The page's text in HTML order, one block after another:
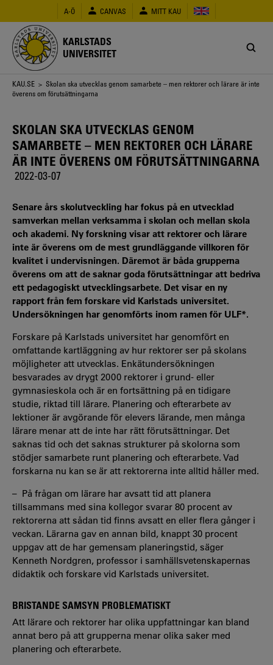
huvudinnehåll
A-Ö CANVAS MITT KAU
KARLSTADS
UNIVERSITET
Länkstig
KAU.SE > Skolan ska utvecklas genom samarbete – men rektorer och lärare är inte
överens om förutsättningarna
SKOLAN SKA UTVECKLAS GENOM
SAMARBETE – MEN REKTORER OCH LÄRARE
ÄR INTE ÖVERENS OM FÖRUTSÄTTNINGARNA
2022-03-07
Senare års skolutveckling har fokus på en utvecklad
samverkan mellan verksamma i skolan och mellan skola
och akademi. Ny forskning visar att rektorer och lärare
inte är överens om de mest grundläggande villkoren för
kvalitet i undervisningen. Däremot är båda grupperna
överens om att de saknar goda förutsättningar att bedriva
ett pedagogiskt utvecklingsarbete. Det visar en ny
rapport från fem forskare vid Karlstads universitet.
Undersökningen har genomförts inom ramen för ULF*.
Forskare på Karlstads universitet har genomfört en
omfattande kartläggning av hur rektorer ser på skolans
möjligheter att utvecklas. Enkätundersökningen
besvarades av drygt 2000 rektorer i grund- eller
gymnasieskola och är en fortsättning på en tidigare
studie, riktad till lärare. Planering och efterarbete av
lektioner är avgörande för elevers lärande, men många
lärare menar att de inte har rätt förutsättningar. Det
saknas tid och det saknas strukturer på skolorna som
stödjer samarbete runt planering och efterarbete. Vad
forskarna nu kan se är att rektorerna inte alltid håller med.
– På frågan om lärare har avsatt tid att planera
tillsammans med sina kollegor svarar 80 procent av
rektorerna att sådan tid finns avsatt en eller flera gånger i
veckan. Lärarna gav en annan bild, knappt 30 procent
uppgav att de har gemensam planeringstid, säger
Kenneth Nordgren, professor i samhällsvetenskapernas
didaktik och forskare vid Karlstads universitet.
BRISTANDE SAMSYN PROBLEMATISKT
Att lärare och rektorer har olika uppfattningar kan bland
annat bero på att grupperna menar olika saker med
planering och efterarbete.